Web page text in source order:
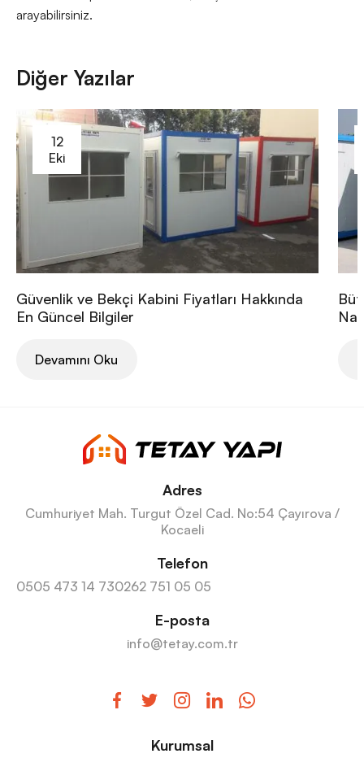
arayabilirsiniz.
Diğer Yazılar
12
Eki
Güvenlik ve Bekçi Kabini Fiyatları Hakkında
En Güncel Bilgiler
Devamını Oku
Adres
Cumhuriyet Mah. Turgut Özel Cad. No:54 Çayırova /
Kocaeli
Telefon
0505 473 14 730262 751 05 05
E-posta
info@tetay.com.tr
Kurumsal